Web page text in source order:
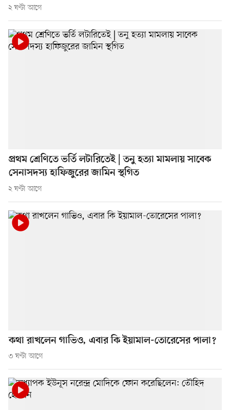
২ ঘণ্টা আগে
প্রথম শ্রেণিতে ভর্তি লটারিতেই | তনু হত্যা মামলায় সাবেক
সেনাসদস্য হাফিজুরের জামিন স্থগিত
২ ঘণ্টা আগে
কথা রাখলেন গাভিও, এবার কি ইয়ামাল-তোরেসের পালা?
৩ ঘণ্টা আগে